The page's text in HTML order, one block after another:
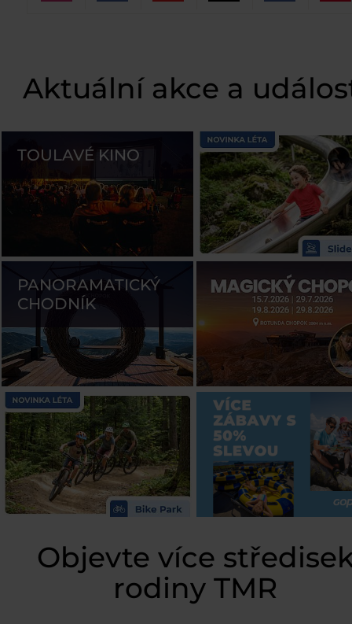
Aktuální akce a
TOULAVÉ KINO
PANORAMATICKÝ
CHODNÍK
Objevte více
rodiny TMR